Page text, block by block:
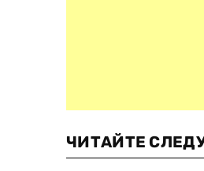
ЧИТАЙТЕ